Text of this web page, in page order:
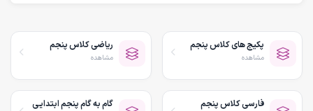
پکیج های کلاس پنجم
مشاهده
ریاضی کلاس پنجم
مشاهده
فارسی کلاس پنجم گام به گام پنجم ابتدایی